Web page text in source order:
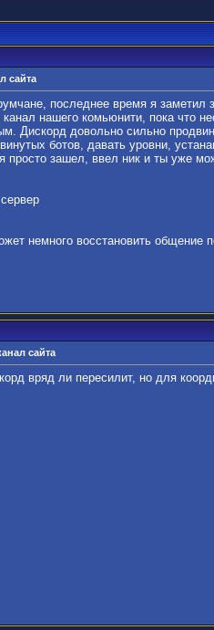
сайта
последнее время я
нашего комьюнити, пока что
Дискорд довольно сильно
ботов, давать уровни,
просто зашел, ввел ник и ты уже
немного восстановить общение
сайта
вряд ли пересилит, но для